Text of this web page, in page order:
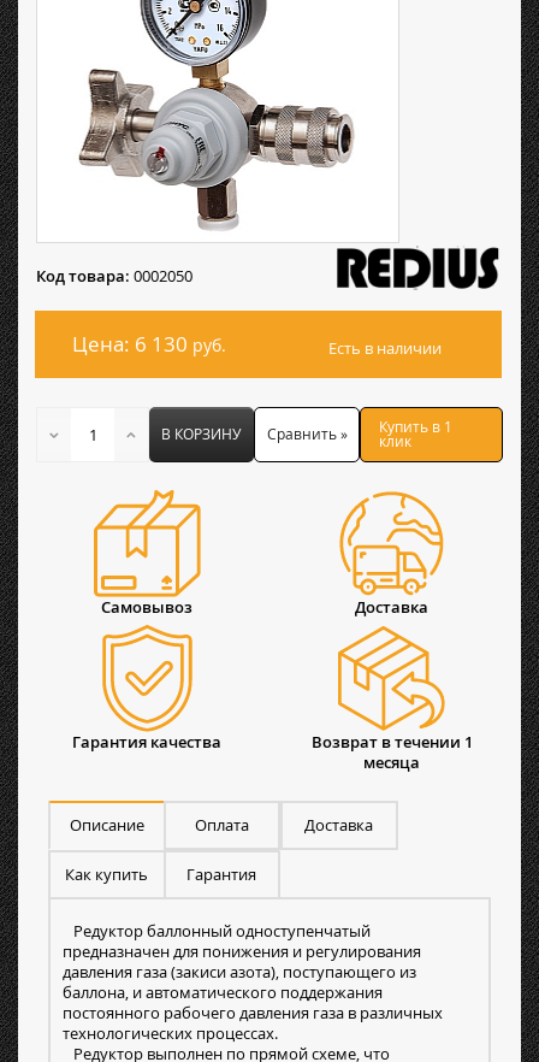
Код товара: 0002050
Цена: 6 130 руб. Есть в наличии
В КОРЗИНУ Сравнить » Купить в 1
клик
Самовывоз Доставка
Гарантия качества
Возврат в течении 1
месяца
Описание Оплата Доставка
Как купить Гарантия
Редуктор баллонный одноступенчатый
предназначен для понижения и регулирования
давления газа (закиси азота), поступающего из
баллона, и автоматического поддержания
постоянного рабочего давления газа в различных
технологических процессах.
Редуктор выполнен по прямой схеме, что